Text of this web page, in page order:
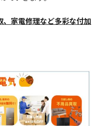
家電修理など多彩な付加